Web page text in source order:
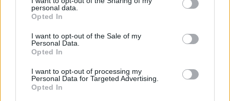
personal data.
Opted In
I want to opt-out of the Sale of my
Personal Data.
Opted In
I want to opt-out of processing my
Personal Data for Targeted Advertising.
Opted In
Austėjos Landsbergienės gyvenime
paieškos, Avinams – svarbūs